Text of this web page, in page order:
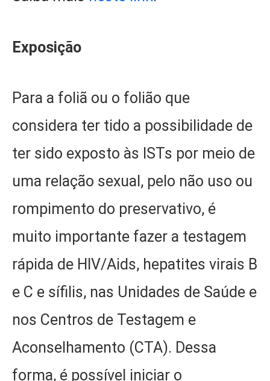
Exposição
Para a foliã ou o folião que
considera ter tido a possibilidade de
ter sido exposto às ISTs por meio de
uma relação sexual, pelo não uso ou
rompimento do preservativo, é
muito importante fazer a testagem
rápida de HIV/Aids, hepatites virais B
e C e sífilis, nas Unidades de Saúde e
nos Centros de Testagem e
Aconselhamento (CTA). Dessa
forma, é possível iniciar o